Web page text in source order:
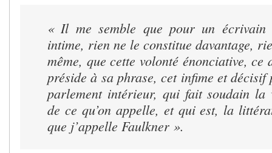
« Il me semble que pour un écrivain
intime, rien ne le constitue davantage,
même, que cette volonté énonciative,
préside à sa phrase, cet infime et décisif
parlement intérieur, qui fait soudain la
de ce qu’on appelle, et qui est, la
que j’appelle Faulkner ».